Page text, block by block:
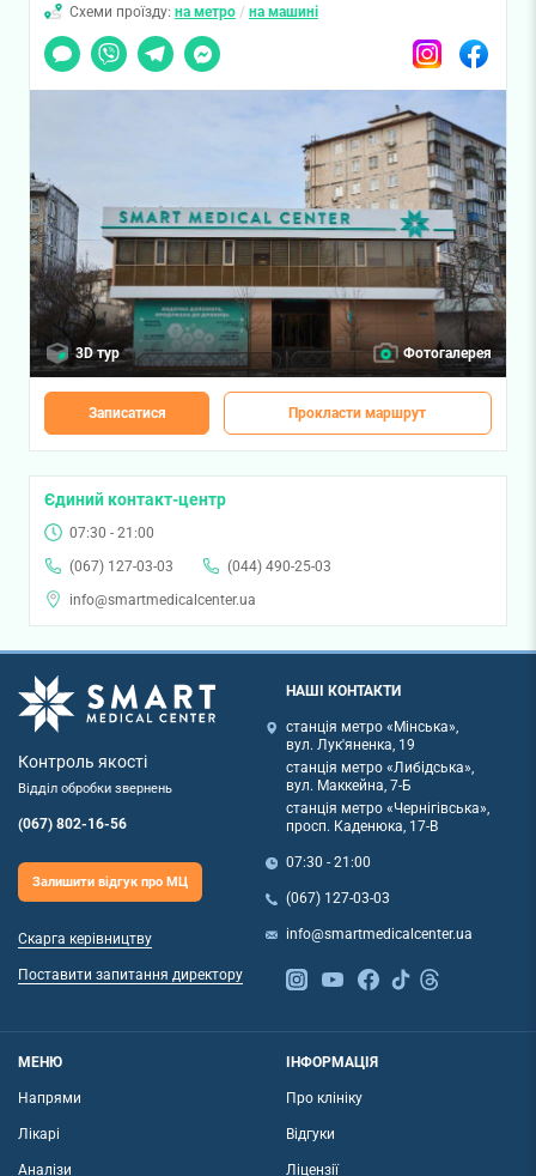
Схеми проїзду: на метро / на машині
Чат
Viber TelegramMessenger InstagramFacebook
3D тур Фотогалерея
Записатися Прокласти маршрут
Єдиний контакт-центр
07:30 - 21:00
(067) 127-03-03
(044) 490-25-03
info@smartmedicalcenter.ua
Контроль якості
Відділ обробки звернень
(067) 802-16-56
Залишити відгук про МЦ
Скарга керівництву
Поставити запитання директору
НАШІ КОНТАКТИ
станція метро «Мінська»,
вул. Лук'яненка, 19
станція метро «Либідська»,
вул. Маккейна, 7-Б
станція метро «Чернігівська»,
просп. Каденюка, 17-В
07:30 - 21:00
(067) 127-03-03
info@smartmedicalcenter.ua
МЕНЮ
Напрями
Лікарі
Аналізи
ІНФОРМАЦІЯ
Про клініку
Відгуки
Ліцензії